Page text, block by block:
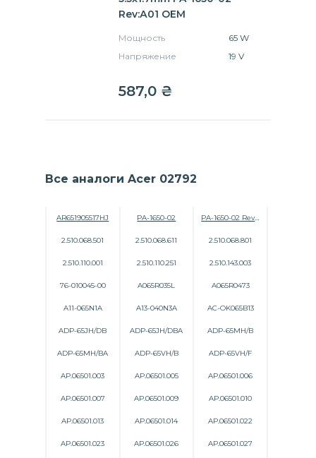
Rev:А01 OEM
Мощность
65 W
Напряжение
19 V
587,0 ₴
Все аналоги Acer 02792
AR651905517HJ PA-1650-02 PA-1650-02 Rev:А01
2.510.068.501 2.510.068.611 2.510.068.801
2.510.110.001 2.510.110.251 2.510.143.003
76-010045-00 A065R035L A065R0473
A11-065N1A A13-040N3A AC-OK065B13
ADP-65JH/DB ADP-65JH/DBA ADP-65MH/B
ADP-65MH/BA ADP-65VH/B ADP-65VH/F
AP.06501.003 AP.06501.005 AP.06501.006
AP.06501.007 AP.06501.009 AP.06501.010
AP.06501.013 AP.06501.014 AP.06501.022
AP.06501.023 AP.06501.026 AP.06501.027